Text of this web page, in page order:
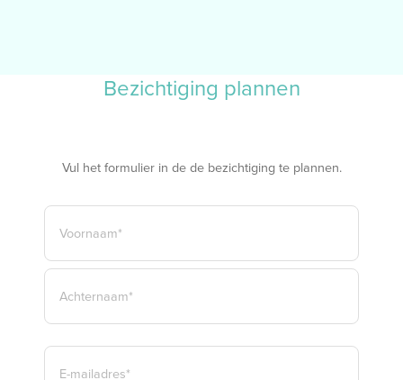
Bezichtiging plannen
Vul het formulier in de de bezichtiging te plannen.
NAAM
VOORNAAM*
E-
MAILADRES